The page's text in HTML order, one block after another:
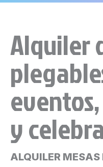
Alquiler
y
ALQUILER